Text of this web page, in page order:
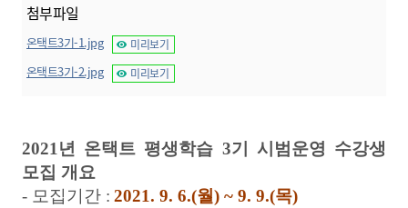
첨부파일
온택트3기-1.jpg 미리보기
온택트3기-2.jpg 미리보기
2021 년 온택트 평생학습 3기 시범운영 수강생
모집 개요
- 모집기간 : 2021. 9. 6.(월) ~ 9. 9.(목)